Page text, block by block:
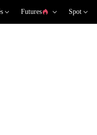
Futures Spot